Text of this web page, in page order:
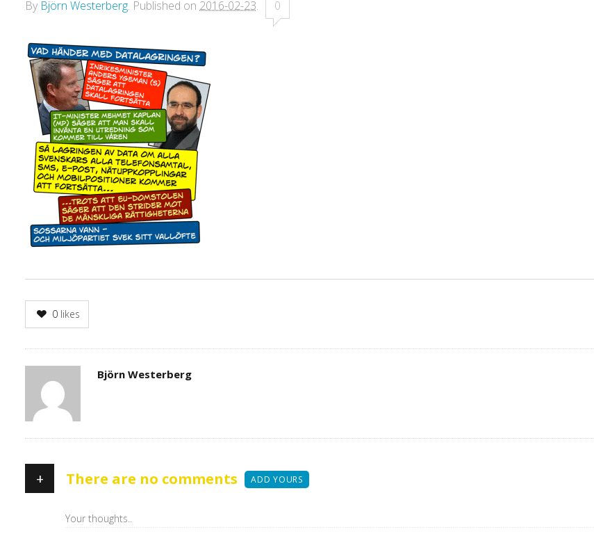
By Björn Westerberg. Published on 2016-02-23. 0
0 likes
Author
Björn Westerberg
+ There are no comments ADD YOURS